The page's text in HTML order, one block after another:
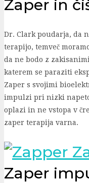
Zaper in
Dr. Clark poudarja, da
terapijo, temveč
da ne bodo z
katerem se paraziti
Zaper s svojimi
impulzi pri nizki
oplazi in ne vstopa v
zaper terapija varna.
Zaper